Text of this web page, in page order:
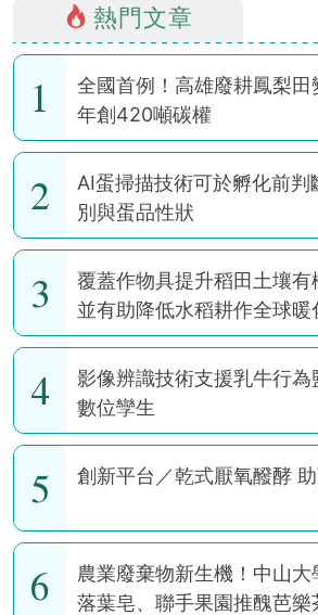
熱門文章
1
全國首例！高雄廢耕鳳梨
年創420噸碳權
2
AI蛋掃描技術可於孵化前判
別與蛋品性狀
3
覆蓋作物具提升稻田土壤有
並有助降低水稻耕作全球暖
4
影像辨識技術支援乳牛行為
數位孿生
5 創新平台／乾式厭氧醱酵
6
農業廢棄物新生機！中山
落葉皂、聯手果園推醜芭樂